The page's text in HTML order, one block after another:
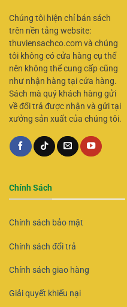
Chúng tôi hiện chỉ bán sách
trên nền tảng website:
thuviensachco.com và chúng
tôi không có cửa hàng cụ thể
nên không thể cung cấp cũng
như nhận hàng tại cửa hàng.
Sách mà quý khách hàng gửi
về đổi trả được nhận và gửi tại
xưởng sản xuất của chúng tôi.
Chính Sách
Chính sách bảo mật
Chính sách đổi trả
Chính sách giao hàng
Giải quyết khiếu nại